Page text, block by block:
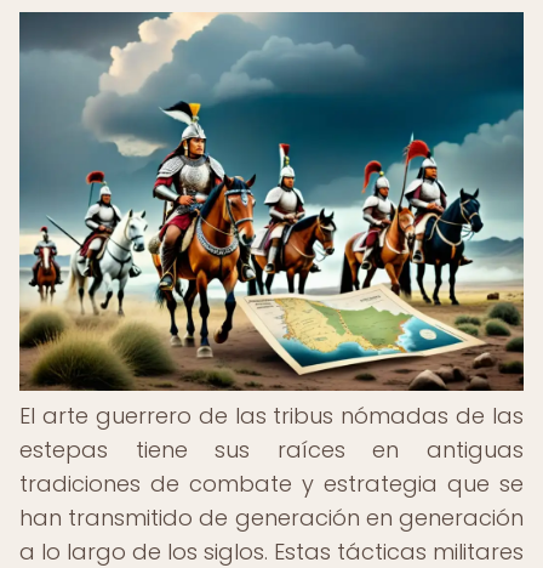
El arte guerrero de las tribus nómadas de las
estepas tiene sus raíces en antiguas
tradiciones de combate y estrategia que se
han transmitido de generación en generación
a lo largo de los siglos. Estas tácticas militares